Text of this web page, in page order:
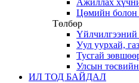
Ажиллах
Цөмийн болон
Төлбөр
Үйлчилгээний
Уул уурхай,
Тусгай
Улсын
ИЛ ТОД БАЙДАЛ